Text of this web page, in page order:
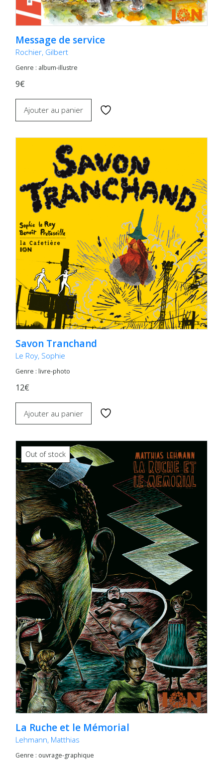
Message de service
Rochier, Gilbert
Genre : album-illustre
9€
Ajouter au panier
Savon Tranchand
Le Roy, Sophie
Genre : livre-photo
12€
Ajouter au panier
Out of stock
La Ruche et le Mémorial
Lehmann, Matthias
Genre : ouvrage-graphique